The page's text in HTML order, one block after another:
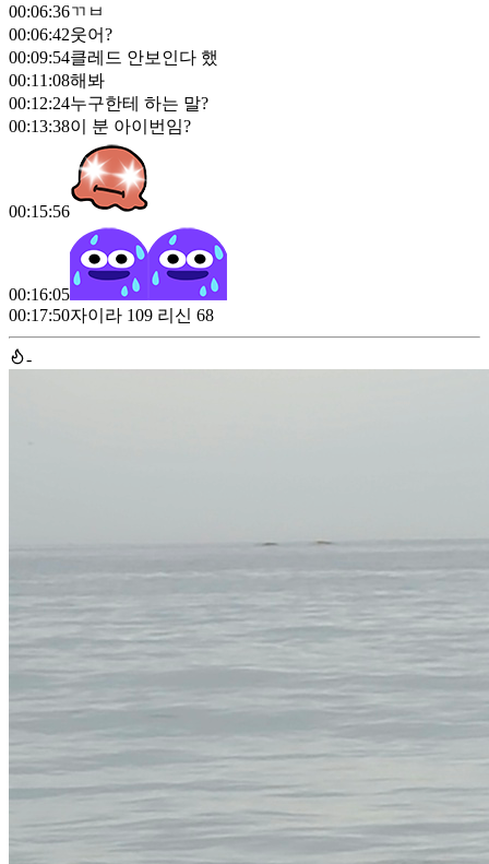
00:06:36ㄲㅂ
00:06:42웃어?
00:09:54클레드 안보인다 했
00:11:08해봐
00:12:24누구한테 하는 말?
00:13:38이 분 아이번임?
00:15:56
00:16:05
00:17:50자이라 109 리신 68
-